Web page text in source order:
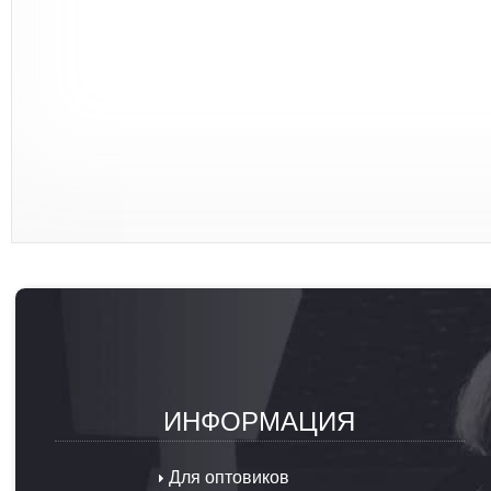
ИНФОРМАЦИЯ
Для оптовиков